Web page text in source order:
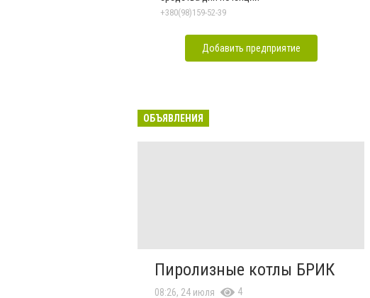
+380(98)159-52-39
Добавить предприятие
ОБЪЯВЛЕНИЯ
Пиролизные котлы БРИК
08:26, 24 июля 4